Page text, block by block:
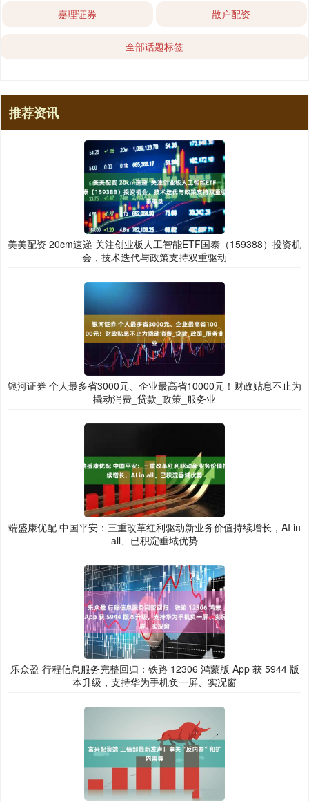
嘉理证券 散户配资
全部话题标签
推荐资讯
美美配资 20cm速递 关注创业板人工智能ETF国泰（159388）投资机
会，技术迭代与政策支持双重驱动
银河证券 个人最多省3000元、企业最高省10000元！财政贴息不止为
撬动消费_贷款_政策_服务业
端盛康优配 中国平安：三重改革红利驱动新业务价值持续增长，AI in
all、已积淀垂域优势
乐众盈 行程信息服务完整回归：铁路 12306 鸿蒙版 App 获 5944 版
本升级，支持华为手机负一屏、实况窗